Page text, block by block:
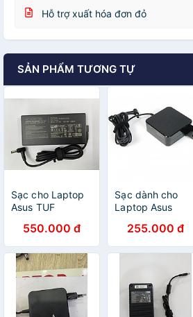
Hỗ trợ xuất hóa đơn đỏ
SẢN PHẨM TƯƠNG TỰ
Sạc cho Laptop
Asus TUF
F15 F17 Series
150W (Chân
6.0mm*3.7mm
kim bên trong)
kèm dây nguồn -
Hàng nhập khẩu
550.000 đ
Sạc dành cho
Laptop Asus
Adapter 19V-
2.37A hàng nhập
khẩu
255.000 đ